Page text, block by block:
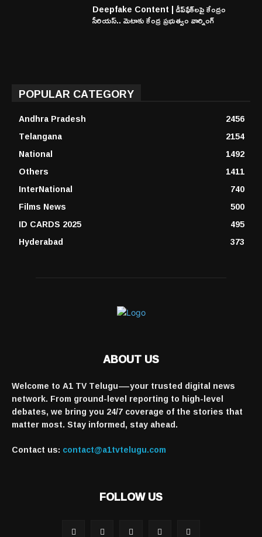
Deepfake Content | డీప్‌ఫేక్‌లపై కేంద్రం
సీరియస్.. మెటాకు కేంద్ర ప్రభుత్వం వార్నింగ్
POPULAR CATEGORY
Andhra Pradesh
2456
Telangana
2154
National
1492
Others
1411
InterNational
740
Films News
500
ID CARDS 2025
495
Hyderabad
373
ABOUT US
Welcome to A1 TV Telugu—your trusted digital news
network. From ground-level reporting to high-level
debates, we bring you 24/7 coverage of the stories that
matter most. Stay informed, stay ahead.
Contact us: contact@a1tvtelugu.com
FOLLOW US